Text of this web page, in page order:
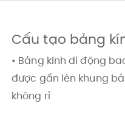
Cấu tạo bảng
• Bảng kính di động
được gắn lên khung
không rỉ